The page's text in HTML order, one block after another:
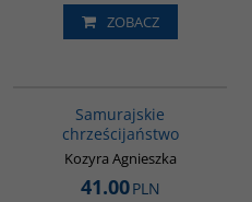
ZOBACZ
Samurajskie
chrześcijaństwo
Kozyra Agnieszka
41.00PLN